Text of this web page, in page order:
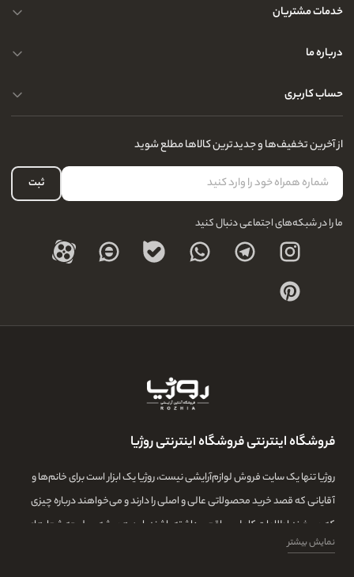
خدمات مشتریان
حریم خصوصی کاربران
تماس با ما
درباره ما
سوالات متداول
آدرس فروشگاه
نحوه ارسال کالا
نحوه بازگشت کالا
درباره ما
حساب کاربری
لیست علاقه‌مندی
حساب کاربری
از آخرین تخفیف‌ها و جدیدترین کالاها مطلع شوید
ثبت
ما را در شبکه‌های اجتماعی دنبال کنید
فروشگاه اینترنتی فروشگاه اینترنتی روژیا
روژیا تنها یک سایت فروش لوازم‌آرایشی نیست، روژیا یک ابزار است برای خانم‌ها و
آقایانی که قصد خرید محصولاتی عالی و اصلی را دارند و می‌خواهند درباره چیزی
که می‌خرند اطلاعات کامل و واقعی داشته باشند. این همیشه سرلوحه شعارهای
روژیا بوده و ما در این مجموعه تمامی تلاشمان این است که مشتری‌هایمان بتوانند
نمایش بیشتر